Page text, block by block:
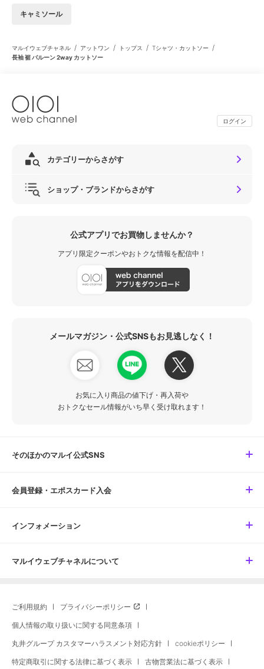
キャミソール
マルイウェブチャネル / アットワン / トップス / Tシャツ・カットソー /
長袖 裾 バルーン 2way カットソー
ログイン
カテゴリーからさがす
ショップ・ブランドからさがす
公式アプリでお買物しませんか？
アプリ限定クーポンやおトクな情報を配信中！
メールマガジン・公式SNSもお見逃しなく！
お気に入り商品の値下げ・再入荷や
おトクなセール情報がいち早く受け取れます！
そのほかのマルイ公式SNS
会員登録・エポスカード入会
インフォメーション
マルイウェブチャネルについて
ご利用規約 プライバシーポリシー
個人情報の取り扱いに関する同意条項
丸井グループ カスタマーハラスメント対応方針 cookieポリシー
特定商取引に関する法律に基づく表示 古物営業法に基づく表示